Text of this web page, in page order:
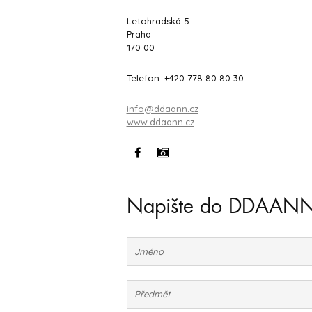
Letohradská 5
Praha
170 00
Telefon: +420 778 80 80 30
info@ddaann.cz
www.ddaann.cz
Napište do